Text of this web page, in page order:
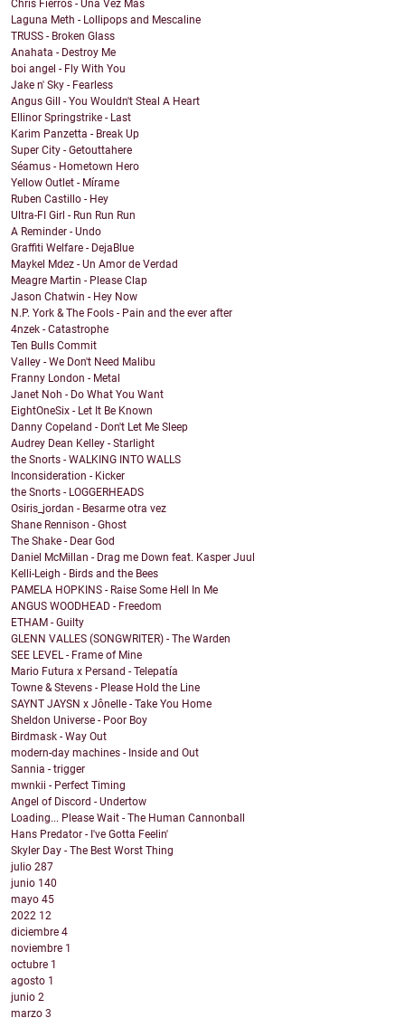
Chris Fierros - Una Vez Más
Laguna Meth - Lollipops and Mescaline
TRUSS - Broken Glass
Anahata - Destroy Me
boi angel - Fly With You
Jake n' Sky - Fearless
Angus Gill - You Wouldn't Steal A Heart
Ellinor Springstrike - Last
Karim Panzetta - Break Up
Super City - Getouttahere
Séamus - Hometown Hero
Yellow Outlet - Mírame
Ruben Castillo - Hey
Ultra-FI Girl - Run Run Run
A Reminder - Undo
Graffiti Welfare - DejaBlue
Maykel Mdez - Un Amor de Verdad
Meagre Martin - Please Clap
Jason Chatwin - Hey Now
N.P. York & The Fools - Pain and the ever after
4nzek - Catastrophe
Ten Bulls Commit
Valley - We Don't Need Malibu
Franny London - Metal
Janet Noh - Do What You Want
EightOneSix - Let It Be Known
Danny Copeland - Don't Let Me Sleep
Audrey Dean Kelley - Starlight
the Snorts - WALKING INTO WALLS
Inconsideration - Kicker
the Snorts - LOGGERHEADS
Osiris_jordan - Besarme otra vez
Shane Rennison - Ghost
The Shake - Dear God
Daniel McMillan - Drag me Down feat. Kasper Juul
Kelli-Leigh - Birds and the Bees
PAMELA HOPKINS - Raise Some Hell In Me
ANGUS WOODHEAD - Freedom
ETHAM - Guilty
GLENN VALLES (SONGWRITER) - The Warden
SEE LEVEL - Frame of Mine
Mario Futura x Persand - Telepatía
Towne & Stevens - Please Hold the Line
SAYNT JAYSN x Jônelle - Take You Home
Sheldon Universe - Poor Boy
Birdmask - Way Out
modern-day machines - Inside and Out
Sannia - trigger
mwnkii - Perfect Timing
Angel of Discord - Undertow
Loading... Please Wait - The Human Cannonball
Hans Predator - I've Gotta Feelin'
Skyler Day - The Best Worst Thing
julio 287
junio 140
mayo 45
2022 12
diciembre 4
noviembre 1
octubre 1
agosto 1
junio 2
marzo 3